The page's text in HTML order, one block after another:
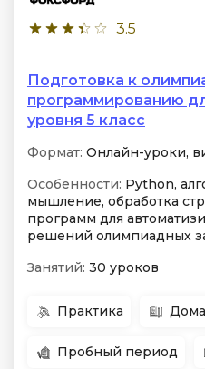
3.5
Подготовка к
программированию
уровня 5 класс
Формат: Онлайн-уроки,
Особенности: Python,
мышление, обработка
программ для
решений олимпиадных
Занятий: 30 уроков
Практика
Пробный период